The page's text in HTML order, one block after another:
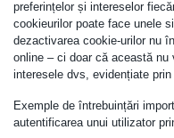
preferințelor și intereselor
cookieurilor poate face unele
dezactivarea cookie-urilor nu
online – ci doar că această
interesele dvs, evidențiate
Exemple de întrebuințări
autentificarea unui utilizator